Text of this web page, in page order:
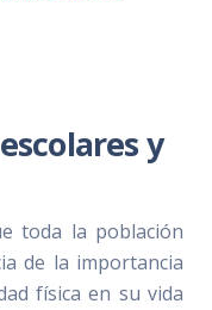
y
toda la población
de la importancia
física en su vida